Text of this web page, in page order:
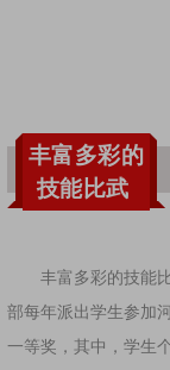
丰富多彩的
技能比武
丰富多彩的技能
部每年派出学生参加
一等奖，其中，学生